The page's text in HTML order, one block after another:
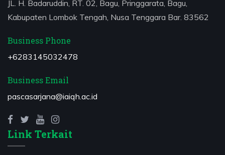
JL. H. Badaruddin, RT. 02, Bagu, Pringgarata, Bagu,
Kabupaten Lombok Tengah, Nusa Tenggara Bar. 83562
Business Phone
+6283145032478
Business Email
pascasarjana@iaiqh.ac.id
Link Terkait